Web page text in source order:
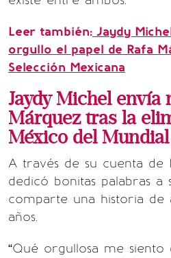
Leer también: Jaydy
orgullo el papel de Rafa
Selección Mexicana
Jaydy Michel envía
Márquez tras la
México del
A través de su cuenta de
dedicó bonitas palabras a
comparte una historia de
años.
“Qué orgullosa me